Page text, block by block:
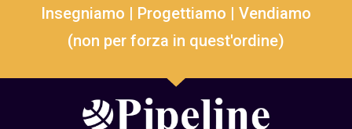
Insegniamo | Progettiamo | Vendiamo
(non per forza in quest'ordine)